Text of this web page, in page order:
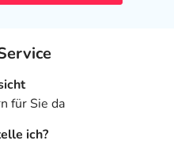
für Sie da
ich?